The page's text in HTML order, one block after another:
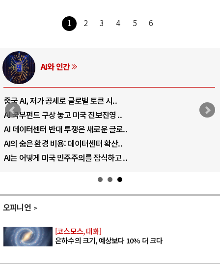
1 2 3 4 5 6
AI와 인간
중국 AI, 저가 공세로 글로벌 토큰 시..
AI 국부펀드 구상 놓고 미국 진보진영 ..
AI 데이터센터 반대 투쟁은 새로운 글로..
AI의 숨은 환경 비용: 데이터센터 확산..
AI는 어떻게 미국 민주주의를 잠식하고 ..
오피니언
[코스모스, 대화]
은하수의 크기, 예상보다 10% 더 크다